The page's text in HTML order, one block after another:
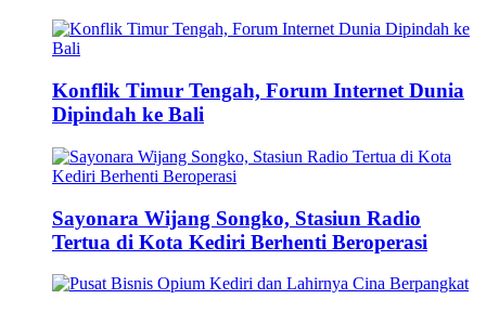
Konflik Timur Tengah, Forum Internet Dunia
Dipindah ke Bali
Sayonara Wijang Songko, Stasiun Radio
Tertua di Kota Kediri Berhenti Beroperasi